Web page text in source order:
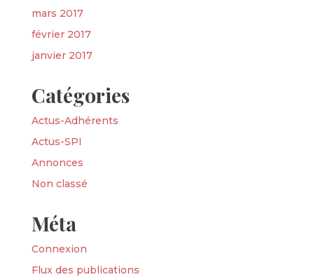
mars 2017
février 2017
janvier 2017
Catégories
Actus-Adhérents
Actus-SPI
Annonces
Non classé
Méta
Connexion
Flux des publications